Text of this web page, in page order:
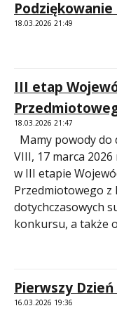
18.03.2026 21:49
III etap
18.03.2026 21:47
Mamy powody do
VIII, 17 marca
w III etapie
Przedmiotowego z
dotychczasowych
konkursu, a także
Pierwszy Dzień
16.03.2026 19:36